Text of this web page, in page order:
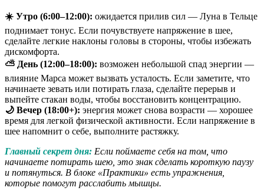
☀️ Утро (6:00–12:00): ожидается прилив сил — Луна в Тельце
поднимает тонус. Если почувствуете напряжение в шее,
сделайте легкие наклоны головы в стороны, чтобы избежать
дискомфорта.
⛅ День (12:00–18:00): возможен небольшой спад энергии —
влияние Марса может вызвать усталость. Если заметите, что
начинаете зевать или потирать глаза, сделайте перерыв и
выпейте стакан воды, чтобы восстановить концентрацию.
🌙 Вечер (18:00+): энергия может снова возрасти — хорошее
время для легкой физической активности. Если напряжение в
шее напомнит о себе, выполните растяжку.
Главный секрет дня: Если поймаете себя на том, что
начинаете потирать шею, это знак сделать короткую паузу
и потянуться. В блоке «Практики» есть упражнения,
которые помогут расслабить мышцы.